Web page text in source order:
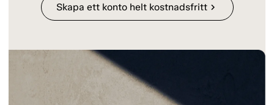
Skapa ett konto helt kostnadsfrittchevron_right